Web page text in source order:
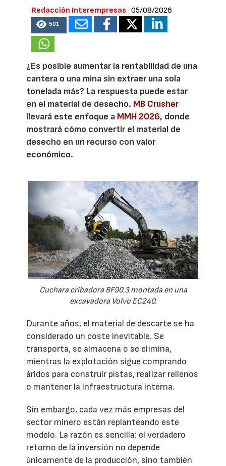
Redacción Interempresas 05/08/2026
501
¿Es posible aumentar la rentabilidad de una
cantera o una mina sin extraer una sola
tonelada más? La respuesta puede estar
en el material de desecho. MB Crusher
llevará este enfoque a MMH 2026, donde
mostrará cómo convertir el material de
desecho en un recurso con valor
económico.
Cuchara cribadora BF90.3 montada en una
excavadora Volvo EC240.
Durante años, el material de descarte se ha
considerado un coste inevitable. Se
transporta, se almacena o se elimina,
mientras la explotación sigue comprando
áridos para construir pistas, realizar rellenos
o mantener la infraestructura interna.
Sin embargo, cada vez más empresas del
sector minero están replanteando este
modelo. La razón es sencilla: el verdadero
retorno de la inversión no depende
únicamente de la producción, sino también